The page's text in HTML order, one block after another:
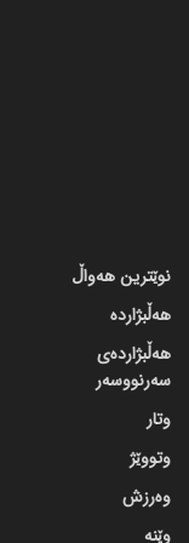
نوێترین هەواڵ
هەڵبژاردە
هەڵبژاردەی
سەرنووسەر
وتار
وتووێژ
وەرزش
وێنە